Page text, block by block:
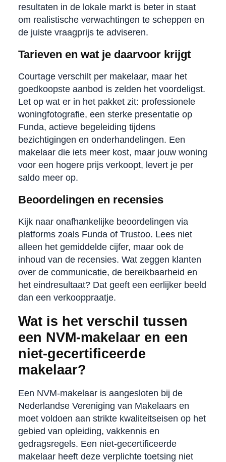
resultaten in de lokale markt is beter in staat
om realistische verwachtingen te scheppen en
de juiste vraagprijs te adviseren.
Tarieven en wat je daarvoor krijgt
Courtage verschilt per makelaar, maar het
goedkoopste aanbod is zelden het voordeligst.
Let op wat er in het pakket zit: professionele
woningfotografie, een sterke presentatie op
Funda, actieve begeleiding tijdens
bezichtigingen en onderhandelingen. Een
makelaar die iets meer kost, maar jouw woning
voor een hogere prijs verkoopt, levert je per
saldo meer op.
Beoordelingen en recensies
Kijk naar onafhankelijke beoordelingen via
platforms zoals Funda of Trustoo. Lees niet
alleen het gemiddelde cijfer, maar ook de
inhoud van de recensies. Wat zeggen klanten
over de communicatie, de bereikbaarheid en
het eindresultaat? Dat geeft een eerlijker beeld
dan een verkooppraatje.
Wat is het verschil tussen
een NVM-makelaar en een
niet-gecertificeerde
makelaar?
Een NVM-makelaar is aangesloten bij de
Nederlandse Vereniging van Makelaars en
moet voldoen aan strikte kwaliteitseisen op het
gebied van opleiding, vakkennis en
gedragsregels. Een niet-gecertificeerde
makelaar heeft deze verplichte toetsing niet